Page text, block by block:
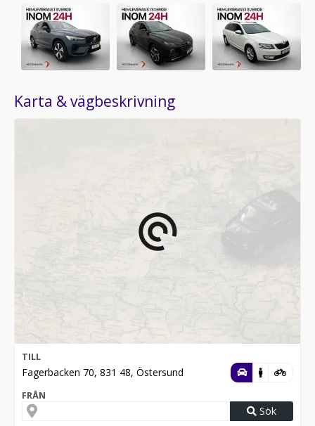
Karta & vägbeskrivning
TILL
Fagerbacken 70, 831 48, Östersund
FRÅN
Sök